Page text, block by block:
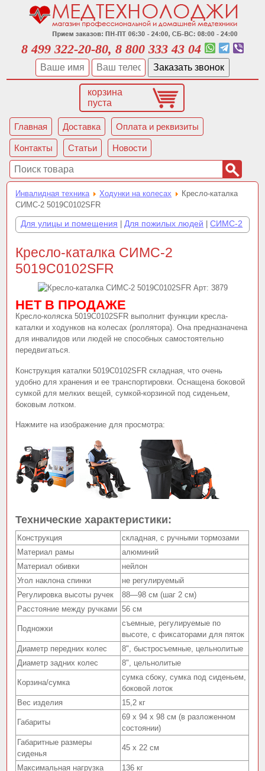
8 499 322-20-80, 8 800 333 43 04
корзина
пуста
Главная Доставка Оплата и реквизиты
Контакты Статьи Новости
Инвалидная техника Ходунки на колесах
Кресло-каталка
СИМС-2 5019C0102SFR
Для улицы и помещения |Для пожилых людей |СИМС-2
Кресло-каталка СИМС-2
5019C0102SFR
Арт: 3879
НЕТ В ПРОДАЖЕ
Кресло-коляска 5019C0102SFR выполнит функции кресла-
каталки и ходунков на колесах (роллятора). Она предназначена
для инвалидов или людей не способных самостоятельно
передвигаться.
Конструкция каталки 5019C0102SFR складная, что очень
удобно для хранения и ее транспортировки. Оснащена боковой
сумкой для мелких вещей, сумкой-корзиной под сиденьем,
боковым лотком.
Нажмите на изображение для просмотра:
Технические характеристики:
Конструкция
складная, с ручными тормозами
Материал рамы
алюминий
Материал обивки
нейлон
Угол наклона спинки
не регулируемый
Регулировка высоты ручек
88—98 см (шаг 2 см)
Расстояние между ручками 56 см
Подножки
съемные, регулируемые по
высоте, с фиксаторами для пяток
Диаметр передних колес
8", быстросъемные, цельнолитые
Диаметр задних колес
8", цельнолитые
Корзина/сумка
сумка сбоку, сумка под сиденьем,
боковой лоток
Вес изделия
15,2 кг
Габариты
69 х 94 х 98 см (в разложенном
состоянии)
Габаритные размеры
сиденья
45 х 22 см
Максимальная нагрузка
136 кг